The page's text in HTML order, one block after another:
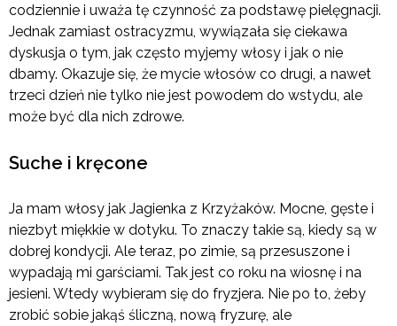
codziennie i uważa tę czynność za podstawę pielęgnacji.
Jednak zamiast ostracyzmu, wywiązała się ciekawa
dyskusja o tym, jak często myjemy włosy i jak o nie
dbamy. Okazuje się, że mycie włosów co drugi, a nawet
trzeci dzień nie tylko nie jest powodem do wstydu, ale
może być dla nich zdrowe.
Suche i kręcone
Ja mam włosy jak Jagienka z Krzyżaków. Mocne, gęste i
niezbyt miękkie w dotyku. To znaczy takie są, kiedy są w
dobrej kondycji. Ale teraz, po zimie, są przesuszone i
wypadają mi garściami. Tak jest co roku na wiosnę i na
jesieni. Wtedy wybieram się do fryzjera. Nie po to, żeby
zrobić sobie jakąś śliczną, nową fryzurę, ale